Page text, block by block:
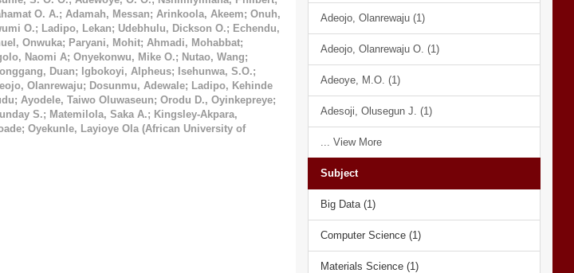
O. A.; Adamah, Messan; Arinkoola, Akeem; Onuh,
O.; Ladipo, Lekan; Udebhulu, Dickson O.; Echendu,
Onwuka; Paryani, Mohit; Ahmadi, Mohabbat;
Naomi A; Onyekonwu, Mike O.; Nutao, Wang;
Duan; Igbokoyi, Alpheus; Isehunwa, S.O.;
Olanrewaju; Dosunmu, Adewale; Ladipo, Kehinde
; Ayodele, Taiwo Oluwaseun; Orodu D., Oyinkepreye;
S.; Matemilola, Saka A.; Kingsley-Akpara,
; Oyekunle, Layioye Ola (African University of
Adeojo, Olanrewaju (1)
Adeojo, Olanrewaju O. (1)
Adeoye, M.O. (1)
Adesoji, Olusegun J. (1)
... View More
Subject
Big Data (1)
Computer Science (1)
Materials Science (1)